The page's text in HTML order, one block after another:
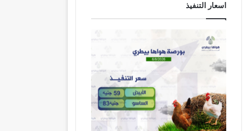
اسعار التنفيذ